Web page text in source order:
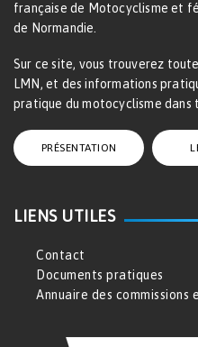
française de Motocyclisme et
de Normandie.
Sur ce site, vous trouverez
LMN, et des informations
pratique du motocyclisme dans
PRÉSENTATION
LIENS UTILES
Contact
Documents pratiques
Annuaire des commissions